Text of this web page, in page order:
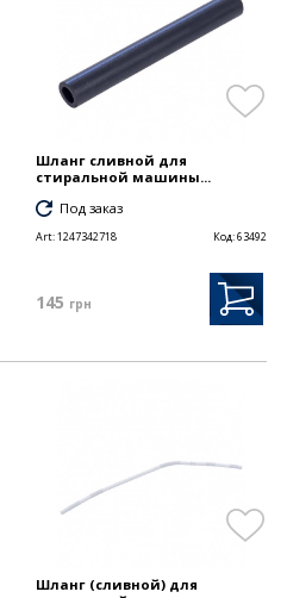
Шланг сливной для
стиральной машины...
Под заказ
Art:1247342718 Код:63492
145 грн
Шланг (сливной) для